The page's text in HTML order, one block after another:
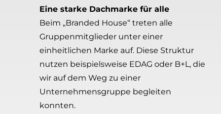
Eine starke Dachmarke für alle
Beim „Branded House“ treten alle
Gruppenmitglieder unter einer
einheitlichen Marke auf. Diese Struktur
nutzen beispielsweise EDAG oder B+L, die
wir auf dem Weg zu einer
Unternehmensgruppe begleiten
konnten.